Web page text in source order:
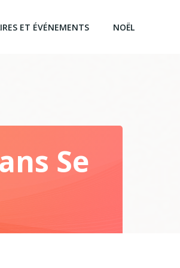
ET ÉVÉNEMENTS NOËL
Se